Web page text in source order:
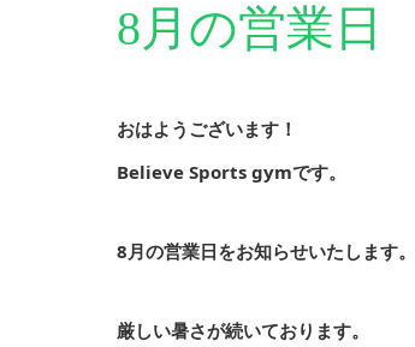
8月の営業日
おはようございます！
Believe Sports gymです。
8月の営業日をお知らせいたします。
厳しい暑さが続いております。